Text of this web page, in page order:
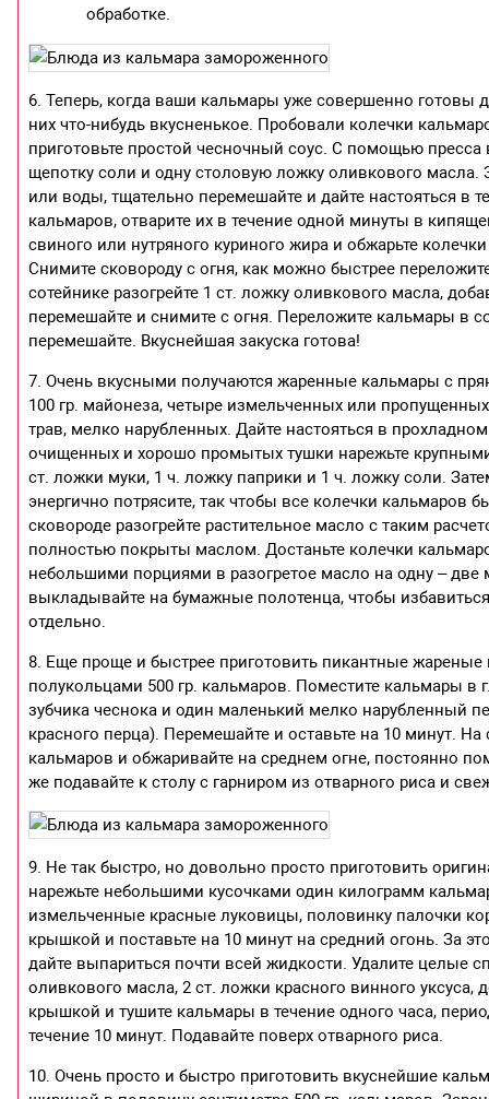
обработке.
6. Теперь, когда ваши кальмары уже совершенно готовы
них что-нибудь вкусненькое. Пробовали колечки
приготовьте простой чесночный соус. С помощью
щепотку соли и одну столовую ложку оливкового
или воды, тщательно перемешайте и дайте настояться в
кальмаров, отварите их в течение одной минуты в
свиного или нутряного куриного жира и обжарьте
Снимите сковороду с огня, как можно быстрее
сотейнике разогрейте 1 ст. ложку оливкового масла,
перемешайте и снимите с огня. Переложите кальмары в
перемешайте. Вкуснейшая закуска готова!
7. Очень вкусными получаются жаренные кальмары с
100 гр. майонеза, четыре измельченных или
трав, мелко нарубленных. Дайте настояться в
очищенных и хорошо промытых тушки нарежьте
ст. ложки муки, 1 ч. ложку паприки и 1 ч. ложку соли.
энергично потрясите, так чтобы все колечки
сковороде разогрейте растительное масло с таким
полностью покрыты маслом. Достаньте колечки
небольшими порциями в разогретое масло на одну –
выкладывайте на бумажные полотенца, чтобы
отдельно.
8. Еще проще и быстрее приготовить пикантные
полукольцами 500 гр. кальмаров. Поместите кальмары в
зубчика чеснока и один маленький мелко нарубленный
красного перца). Перемешайте и оставьте на 10 минут.
кальмаров и обжаривайте на среднем огне, постоянно
же подавайте к столу с гарниром из отварного риса и
9. Не так быстро, но довольно просто приготовить
нарежьте небольшими кусочками один килограмм
измельченные красные луковицы, половинку палочки
крышкой и поставьте на 10 минут на средний огонь. За
дайте выпариться почти всей жидкости. Удалите целые
оливкового масла, 2 ст. ложки красного винного уксуса,
крышкой и тушите кальмары в течение одного часа,
течение 10 минут. Подавайте поверх отварного риса.
10. Очень просто и быстро приготовить вкуснейшие